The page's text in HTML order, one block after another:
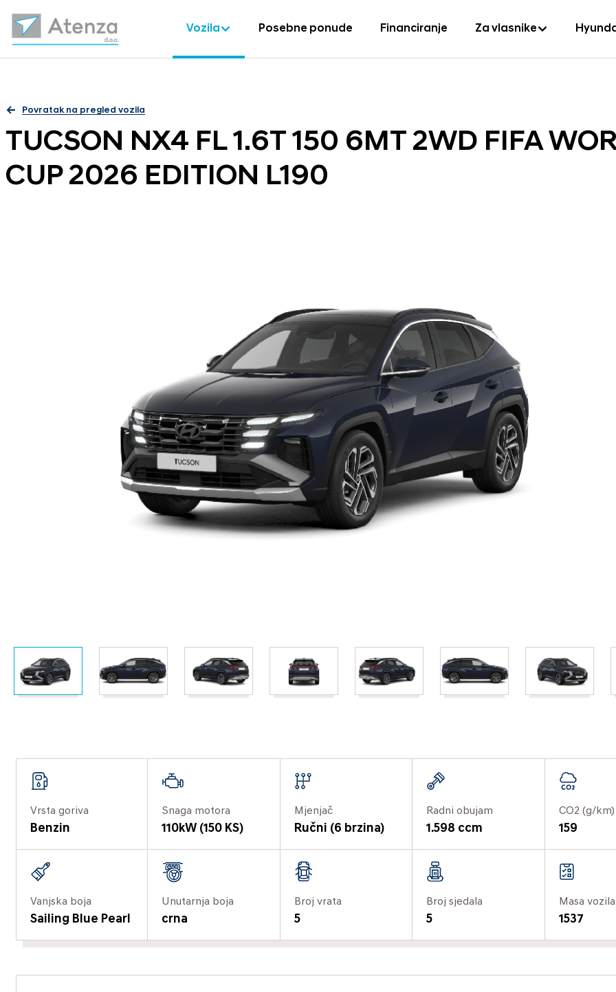
Vozila Posebne ponude Financiranje Za vlasnike
Povratak na pregled vozila
TUCSON NX4 FL 1.6T 150 6MT 2WD FIFA
CUP 2026 EDITION L190
Vrsta goriva
Benzin
Snaga motora
110kW (150 KS)
Mjenjač
Ručni (6 brzina)
Radni obujam
1.598 ccm
CO2 (g/km)
159
Vanjska boja
Sailing Blue Pearl
Unutarnja boja
crna
Broj vrata
5
Broj sjedala
5
Masa
1537